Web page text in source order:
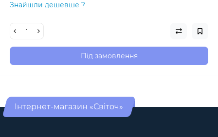
Знайшли дешевше ?
Під замовлення
Інтернет-магазин «Світоч»